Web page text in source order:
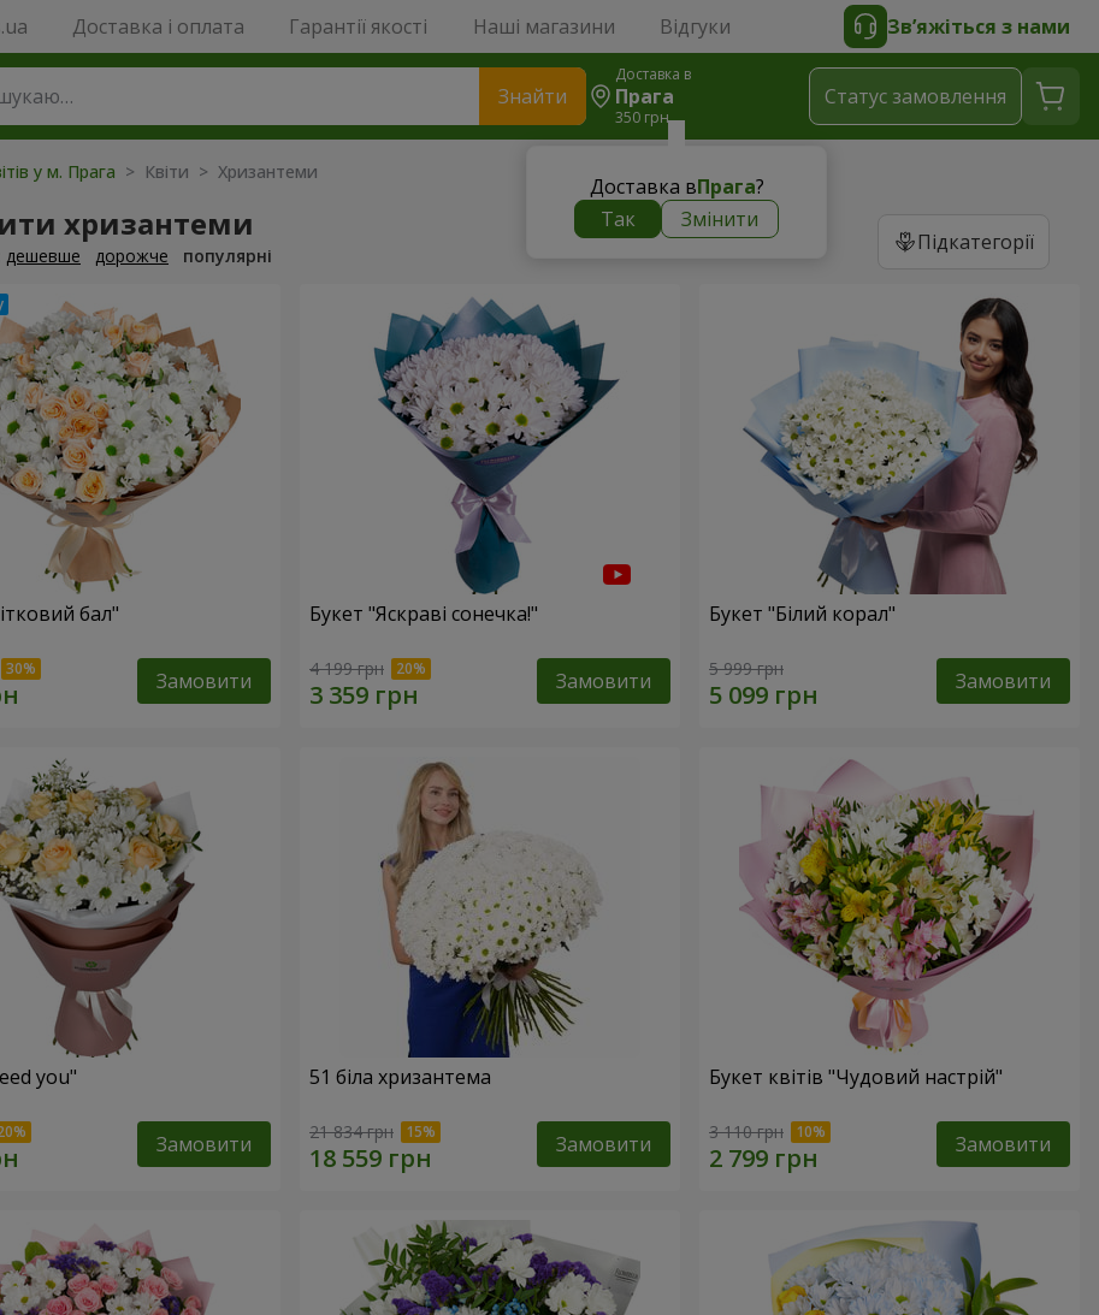
Доставка і оплата Гарантії якості Наші магазини Відгуки Зв’яжіться з нами
Знайти
Доставка в
Прага
350 грн
Доставка вПрага?
Так
Змінити
Статус замовлення
у м. Прага > Квіти > Хризантеми
хризантеми Підкатегорії
дешевше дорожче популярні
бал"
Замовити
Букет "Яскраві сонечка!"
4 199 грн Замовити
Букет "Білий корал"
5 999 грн Замовити
you"
Замовити
51 біла хризантема
21 834 грн Замовити
Букет квітів "Чудовий настрій"
3 110 грн Замовити